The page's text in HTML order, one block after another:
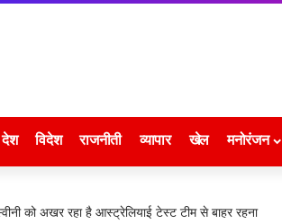
देश विदेश राजनीती व्यापार खेल मनोरंजन
को अखर रहा है आस्ट्रेलियाई टेस्ट टीम से बाहर रहना